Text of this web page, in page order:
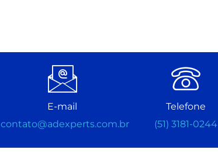
E-mail
contato@adexperts.com.br
Telefone
(51) 3181-0244